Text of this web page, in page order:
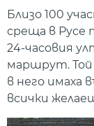
Близо 100
среща в Русе
24-часовия
маршрут. Той
в него имаха
всички